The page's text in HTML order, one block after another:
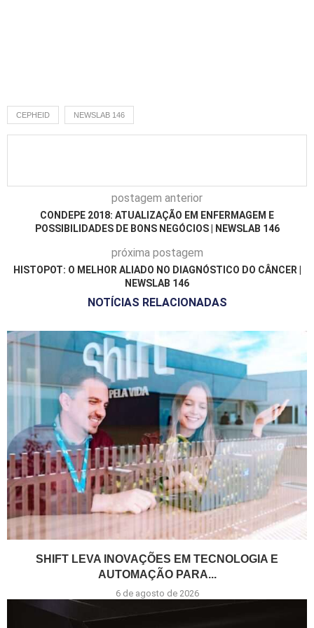
CEPHEID NEWSLAB 146
postagem anterior
CONDEPE 2018: ATUALIZAÇÃO EM ENFERMAGEM E
POSSIBILIDADES DE BONS NEGÓCIOS | NEWSLAB 146
próxima postagem
HISTOPOT: O MELHOR ALIADO NO DIAGNÓSTICO DO CÂNCER |
NEWSLAB 146
NOTÍCIAS RELACIONADAS
SHIFT LEVA INOVAÇÕES EM TECNOLOGIA E
AUTOMAÇÃO PARA...
6 de agosto de 2026